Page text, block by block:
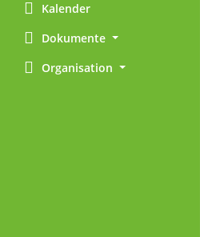
Kalender
Dokumente
Organisation